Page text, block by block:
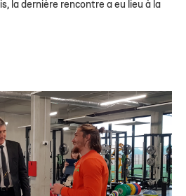
la dernière rencontre a eu lieu à la